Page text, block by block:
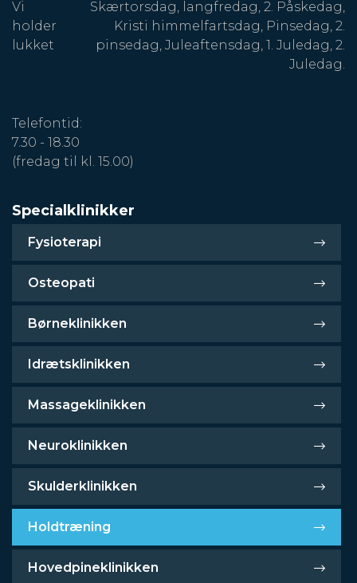
Vi
holder
lukket
Skærtorsdag, langfredag, 2. Påskedag,
Kristi himmelfartsdag, Pinsedag, 2.
pinsedag, Juleaftensdag, 1. Juledag, 2.
Juledag.
Telefontid:
7.30 - 18.30
(fredag til kl. 15.00)
Specialklinikker
Fysioterapi
Osteopati
Børneklinikken
Idrætsklinikken
Massageklinikken
Neuroklinikken
Skulderklinikken
Holdtræning
Hovedpineklinikken